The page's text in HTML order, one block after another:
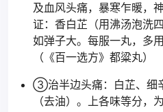
及血风头痛，暴寒乍暖，
证：香白芷（用沸汤泡洗
如弹子大。每服一丸，多
（《百一选方》都粱丸）
③治半边头痛：白芷、细
（去油）。上各味等分，